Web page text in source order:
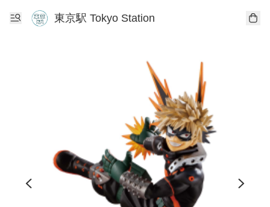
東京駅 Tokyo Station